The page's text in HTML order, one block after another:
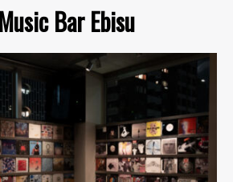
Bar Ebisu